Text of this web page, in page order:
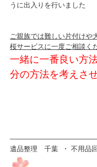
うに出入りを行いました
ご親族では難しい片付けや
桜サービスに一度ご相談く
一緒に一番良い方
分の方法を考えさ
遺品整理 千葉 ・ 不用品